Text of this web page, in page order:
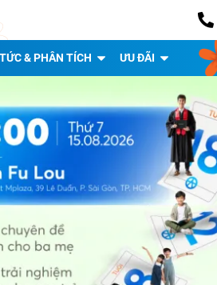
& PHÂN TÍCH ƯU ĐÃI